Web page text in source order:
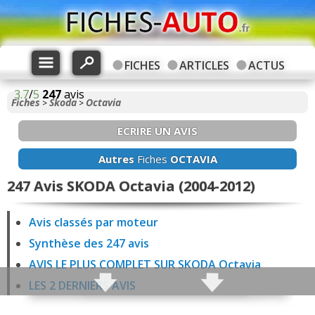
FICHES ARTICLES
ACTUS
3.7/5 247avis
Fiches >Skoda > Octavia
ECRIRE UN AVIS
AutresFiches OCTAVIA
247 Avis SKODA Octavia (2004-2012)
Avis classés par moteur
Synthèse des 247 avis
AVIS LE PLUS COMPLET SUR SKODA Octavia
LES 2 DERNIERS AVIS